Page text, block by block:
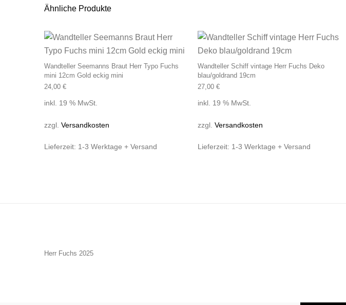
Ähnliche Produkte
Wandteller Seemanns Braut Herr Typo Fuchs
mini 12cm Gold eckig mini
24,00 €
inkl. 19 % MwSt.
zzgl. Versandkosten
Lieferzeit: 1-3 Werktage + Versand
Wandteller Schiff vintage Herr Fuchs Deko
blau/goldrand 19cm
27,00 €
inkl. 19 % MwSt.
zzgl. Versandkosten
Lieferzeit: 1-3 Werktage + Versand
Herr Fuchs 2025